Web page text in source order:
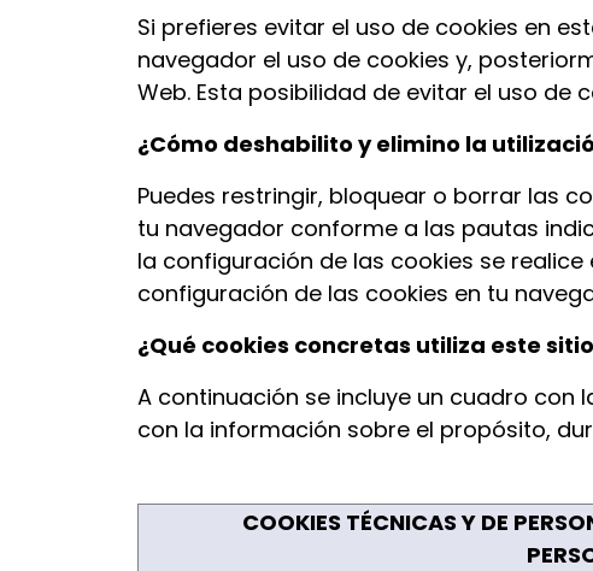
Si prefieres evitar el uso de cookies en
navegador el uso de cookies y,
Web. Esta posibilidad de evitar el uso
¿Cómo deshabilito y elimino la
Puedes restringir, bloquear o borrar las
tu navegador conforme a las pautas
la configuración de las cookies se realice
configuración de las cookies en tu
¿Qué cookies concretas utiliza este
A continuación se incluye un cuadro con
con la información sobre el propósito,
COOKIES TÉCNICAS Y DE